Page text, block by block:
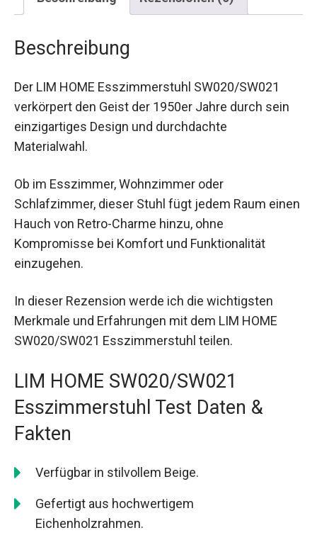
Beschreibung
Der LIM HOME Esszimmerstuhl SW020/SW021
verkörpert den Geist der 1950er Jahre durch sein
einzigartiges Design und durchdachte
Materialwahl.
Ob im Esszimmer, Wohnzimmer oder
Schlafzimmer, dieser Stuhl fügt jedem Raum einen
Hauch von Retro-Charme hinzu, ohne
Kompromisse bei Komfort und Funktionalität
einzugehen.
In dieser Rezension werde ich die wichtigsten
Merkmale und Erfahrungen mit dem LIM HOME
SW020/SW021 Esszimmerstuhl teilen.
LIM HOME SW020/SW021
Esszimmerstuhl Test Daten &
Fakten
Verfügbar in stilvollem Beige.
Gefertigt aus hochwertigem
Eichenholzrahmen.